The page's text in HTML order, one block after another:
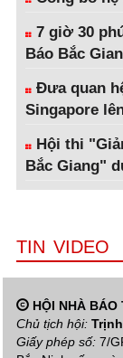
7 giờ 30
Báo Bắc
Đưa quan
Singapore
Hội thi
Bắc Giang"
TIN VIDEO
HỘI NHÀ BÁO
Chủ tịch hội:
Giấy phép số: 7/